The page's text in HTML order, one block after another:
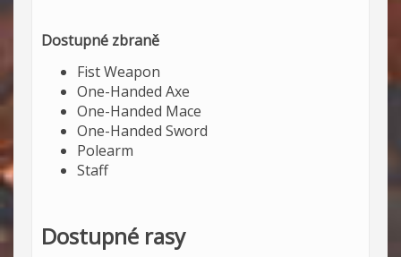
Dostupné zbraně
Fist Weapon
One-Handed Axe
One-Handed Mace
One-Handed Sword
Polearm
Staff
Dostupné rasy